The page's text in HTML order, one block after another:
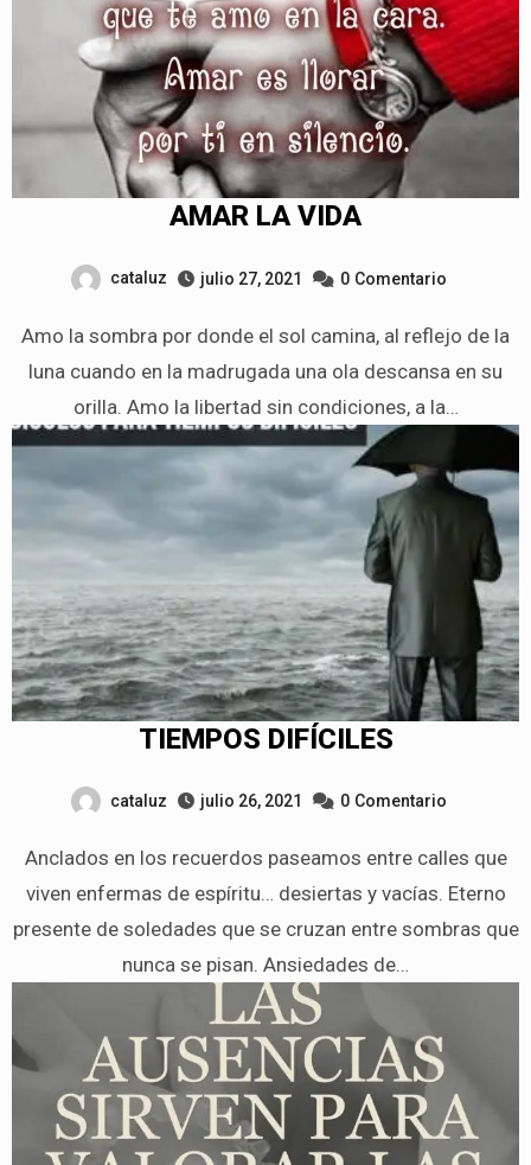
AMAR LA VIDA
cataluz julio 27, 2021 0 Comentario
Amo la sombra por donde el sol camina, al reflejo de la
luna cuando en la madrugada una ola descansa en su
orilla. Amo la libertad sin condiciones, a la…
TIEMPOS DIFÍCILES
cataluz julio 26, 2021 0 Comentario
Anclados en los recuerdos paseamos entre calles que
viven enfermas de espíritu… desiertas y vacías. Eterno
presente de soledades que se cruzan entre sombras que
nunca se pisan. Ansiedades de…